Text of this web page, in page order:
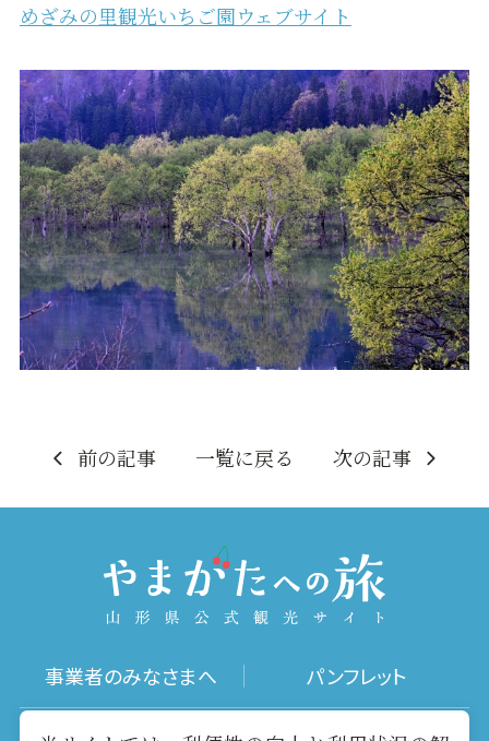
めざみの里観光いちご園ウェブサイト
前の記事 一覧に戻る 次の記事
事業者のみなさまへ パンフレット